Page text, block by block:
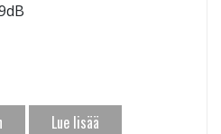
Lue lisää